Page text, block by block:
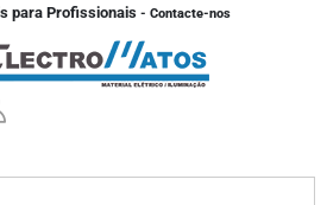
para Profissionais - Contacte-nos